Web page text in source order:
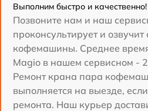
Выполним быстро и качественно!
Позвоните нам и наш
проконсультирует и озвучит
кофемашины. Среднее
Magio в нашем сервисном -
Ремонт крана пара
выполняется на выезде,
ремонта. Наш курьер